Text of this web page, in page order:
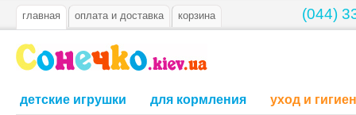
(044)
главная оплата и доставка корзина
детские игрушки для кормления уход и